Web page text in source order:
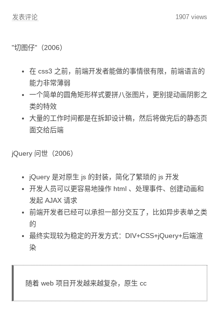
发表评论 1907 views
"切图仔"（2006）
在 css3 之前，前端开发者能做的事情很有限，前端语言的
能力非常薄弱
一个简单的圆角矩形样式要拼八张图片，更别提动画阴影之
类的特效
大量的工作时间都是在拆卸设计稿，然后将做完后的静态页
面交给后端
jQuery 问世（2006）
jQuery 是对原生 js 的封装，简化了繁琐的 js 开发
开发人员可以更容易地操作 html 、处理事件、创建动画和
发起 AJAX 请求
前端开发者已经可以承担一部分交互了，比如异步表单之类
的
最终实现较为稳定的开发方式：DIV+CSS+jQuery+后端渲
染
随着 web 项目开发越来越复杂，原生 cc